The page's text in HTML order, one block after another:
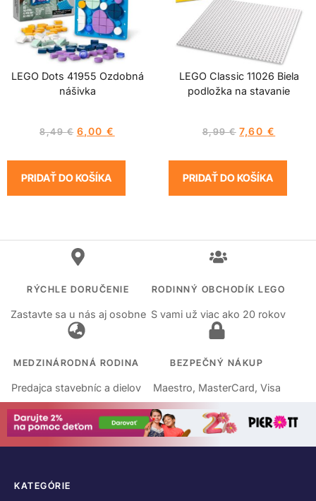
LEGO Dots 41955 Ozdobná
nášivka
8,49€ 6,00€
PRIDAŤ DO KOŠÍKA
LEGO Classic 11026 Biela
podložka na stavanie
8,99€ 7,60 €
PRIDAŤ DO KOŠÍKA
RÝCHLE DORUČENIE
Zastavte sa u nás aj osobne
RODINNÝ OBCHODÍK LEGO
S vami už viac ako 20 rokov
MEDZINÁRODNÁ RODINA
Predajca stavebníc a dielov
BEZPEČNÝ NÁKUP
Maestro, MasterCard, Visa
KATEGÓRIE